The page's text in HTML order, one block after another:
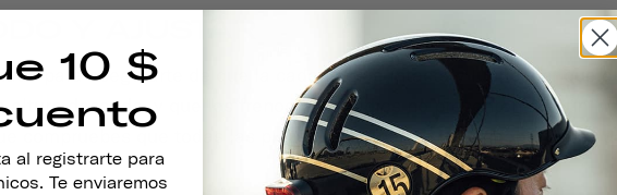
Y AJUSTAR
para asegurarte de que la cadena esté intacta y lubricada, que el
deseada, y que los frenos y los radios no presenten ningún
compruebes que todas las piezas funcionan correctamente antes de
10 $
al registrarte para
Te enviaremos